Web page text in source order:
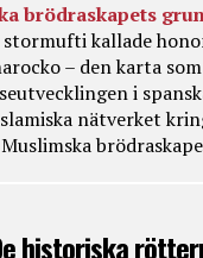
brödraskapets
stormufti kallade
– den karta
i
nätverket
historiska